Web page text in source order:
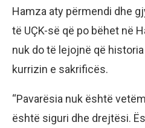
Hamza aty përmendi dhe
të UÇK-së që po bëhet në
nuk do të lejojnë që
kurrizin e sakrificës.
“Pavarësia nuk është
është siguri dhe drejtësi.